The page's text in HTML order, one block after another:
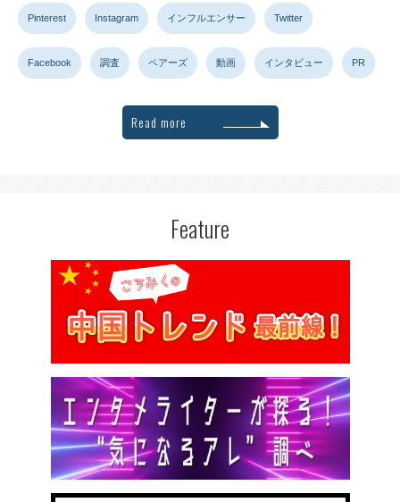
Pinterest Instagram インフルエンサー Twitter
Facebook 調査 ペアーズ 動画 インタビュー PR
Read more
Feature